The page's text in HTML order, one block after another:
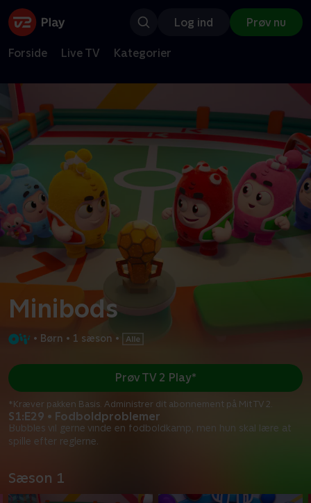
Log ind Prøv nu
Forside Live TV Kategorier
Minibods
• Børn • 1 sæson •
S1:E29 • Fodboldproblemer
Bubbles vil gerne vinde en fodboldkamp, men hun skal lære at
spille efter reglerne.
Prøv TV 2 Play*
*Kræver pakken Basis. Administrer dit abonnement på Mit TV 2.
Sæson 1